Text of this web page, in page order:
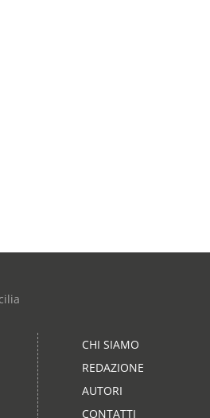
CHI SIAMO
REDAZIONE
AUTORI
CONTATTI